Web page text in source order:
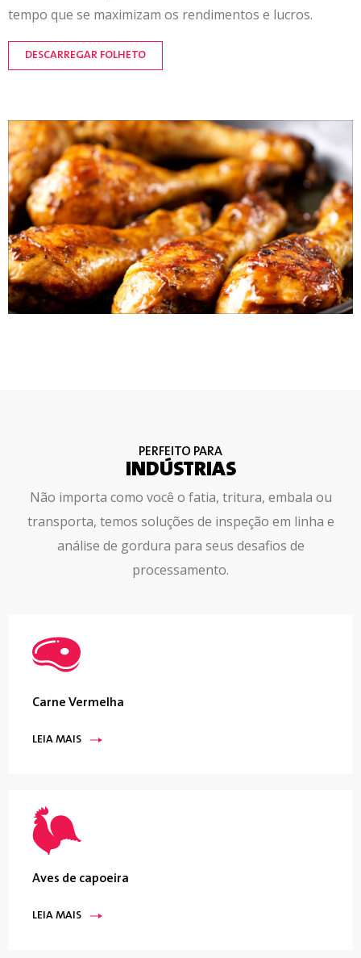
tempo que se maximizam os rendimentos e lucros.
DESCARREGAR FOLHETO
PERFEITO PARA
INDÚSTRIAS
Não importa como você o fatia, tritura, embala ou
transporta, temos soluções de inspeção em linha e
análise de gordura para seus desafios de
processamento.
Carne Vermelha
LEIA MAIS
Aves de capoeira
LEIA MAIS